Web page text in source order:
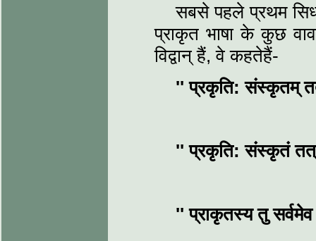
सबसे पहले प्रथम
प्राकृत भाषा के कुछ
विद्वान् हैं, वे कहतेहैं-
'' प्रकृति: संस्कृतम्
'' प्रकृति: संस्कृतं
'' प्राकृतस्य तु